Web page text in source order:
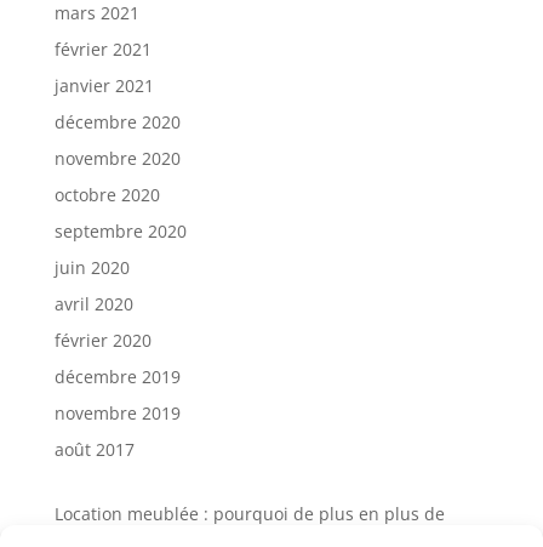
mars 2021
février 2021
janvier 2021
décembre 2020
novembre 2020
octobre 2020
septembre 2020
juin 2020
avril 2020
février 2020
décembre 2019
novembre 2019
août 2017
Location meublée : pourquoi de plus en plus de